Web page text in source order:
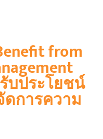
from
บประโยชน์
การความ